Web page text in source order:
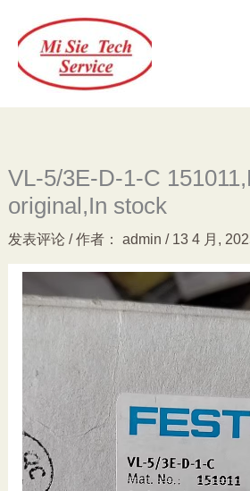
VL-5/3E-D-1-C
original,In stock
发表评论 / 作者： admin / 13 4 月,